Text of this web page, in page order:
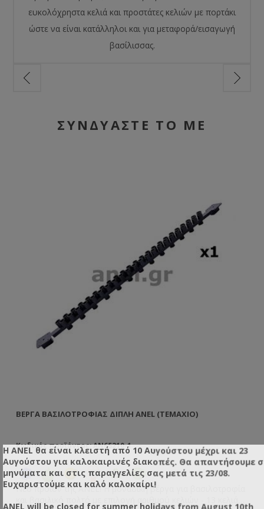
ευκολόχρηστα κελιά και προστάτες κελιών με πορτάκι
ώστε να είναι κατάλληλοι και για μεταφορά/εισαγωγή
βασίλισσας.
ΣΥΝΔΥΑΣΤΕ ΤΟ ΜΕ
ΒΈΡΓΑ ΒΑΣΙΛΟΤΡΟΦΊΑΣ ΔΙΠΛΉ ANEL (TEMAXIO)
Κωδικός προϊόντος: AN65210-1
Νέο προϊόν της ANEL! Η μοναδική βέργα για βασιλοτροφία
Η ANEL θα είναι κλειστή από 10 Αυγούστου μέχρι και 23
Αυγούστου για καλοκαιρινές διακοπές. Θα απαντήσουμε
μηνύματα και στις παραγγελίες σας μετά τις 23/08.
Ευχαριστούμε και καλό καλοκαίρι!
ANEL will be closed for summer holidays from August 10th